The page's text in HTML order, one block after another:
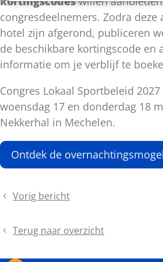
congresdeelnemers. Zodra deze
hotel zijn afgerond, publiceren
de beschikbare kortingscode en
informatie om je verblijf te
Congres Lokaal Sportbeleid
woensdag 17 en donderdag 18
Nekkerhal in Mechelen.
Ontdek de
Deel
bericht
Vorig bericht
Van
naar
dagen
Terug naar overzicht